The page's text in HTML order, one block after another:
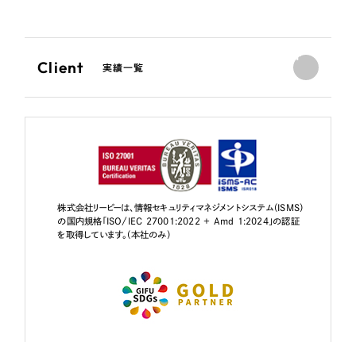
Client 実績一覧
株式会社リーピーは、情報セキュリティマネジメントシステム（ISMS）
の国内規格「ISO/IEC 27001:2022 + Amd 1:2024」の認証
を取得しています。（本社のみ）